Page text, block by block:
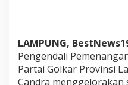
e
m
n
LAMPUNG,
Pengendali
Partai Golkar Provinsi
Candra menggelorakan